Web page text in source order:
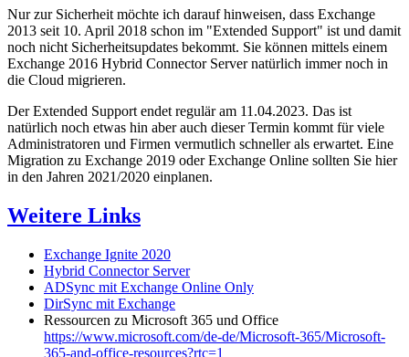
Nur zur Sicherheit möchte ich darauf hinweisen, dass Exchange
2013 seit 10. April 2018 schon im "Extended Support" ist und damit
noch nicht Sicherheitsupdates bekommt. Sie können mittels einem
Exchange 2016 Hybrid Connector Server natürlich immer noch in
die Cloud migrieren.
Der Extended Support endet regulär am 11.04.2023. Das ist
natürlich noch etwas hin aber auch dieser Termin kommt für viele
Administratoren und Firmen vermutlich schneller als erwartet. Eine
Migration zu Exchange 2019 oder Exchange Online sollten Sie hier
in den Jahren 2021/2020 einplanen.
Weitere Links
Exchange Ignite 2020
Hybrid Connector Server
ADSync mit Exchange Online Only
DirSync mit Exchange
Ressourcen zu Microsoft 365 und Office
https://www.microsoft.com/de-de/Microsoft-365/Microsoft-
365-and-office-resources?rtc=1